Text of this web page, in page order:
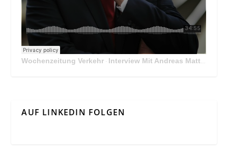
Wochenzeitung Verkehr · Interview Mit Andreas Matthä, CEO der ÖBB Holding
AUF LINKEDIN FOLGEN